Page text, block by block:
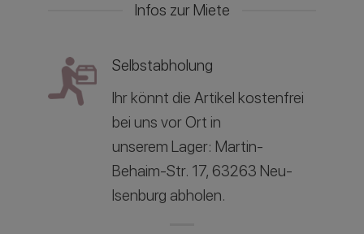
Infos zur Miete
Selbstabholung
Ihr könnt die Artikel kostenfrei
bei uns vor Ort in
unserem Lager: Martin-
Behaim-Str. 17, 63263 Neu-
Isenburg abholen.